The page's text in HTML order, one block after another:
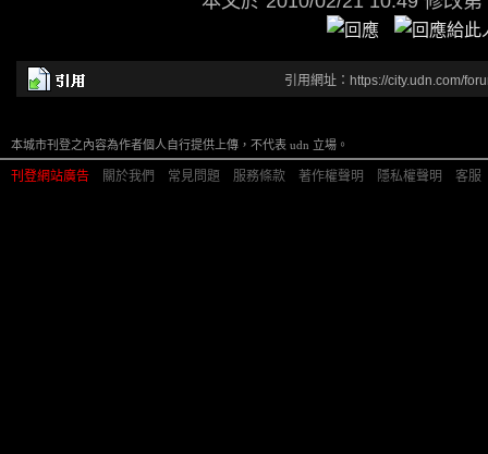
引用網址：https://city.udn.com/
本城市刊登之內容為作者個人自行提供上傳，不代表 udn 立場。
刊登網站廣告 關於我們 常見問題 服務條款 著作權聲明 隱私權聲明 客服